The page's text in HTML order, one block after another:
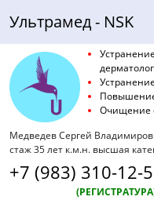
Ультрамед - NSK
Очищение
Медведев Сергей
стаж 35 лет к.м.н. высшая
+7 (983) 310-12-